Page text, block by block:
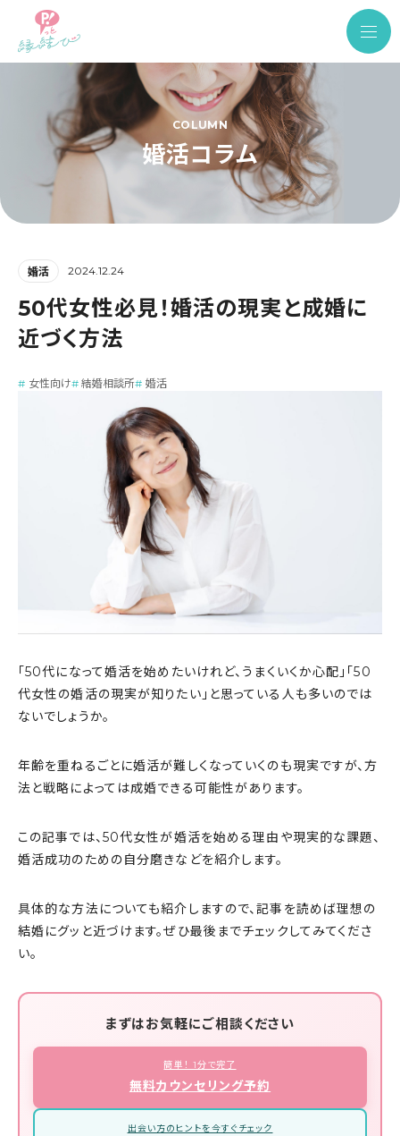
COLUMN
婚活コラム
婚活 2024.12.24
50代女性必見！婚活の現実と成婚に
近づく方法
女性向け 結婚相談所 婚活
「50代になって婚活を始めたいけれど、うまくいくか心配」「50
代女性の婚活の現実が知りたい」と思っている人も多いのでは
ないでしょうか。
年齢を重ねるごとに婚活が難しくなっていくのも現実ですが、方
法と戦略によっては成婚できる可能性があります。
この記事では、50代女性が婚活を始める理由や現実的な課題、
婚活成功のための自分磨きなどを紹介します。
具体的な方法についても紹介しますので、記事を読めば理想の
結婚にグッと近づけます。ぜひ最後までチェックしてみてくださ
い。
まずはお気軽にご相談ください
簡単！ 1分で完了
無料カウンセリング予約
出会い方のヒントを今すぐチェック